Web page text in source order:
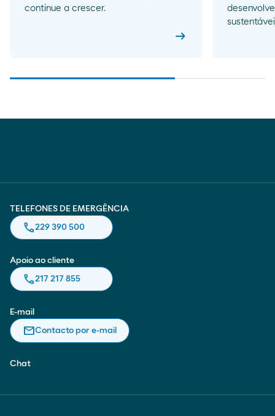
continue a crescer.
arrow_right_alt
TELEFONES DE EMERGÊNCIA
call229 390 500
Apoio ao cliente
call217 217 855
E-mail
emailContacto por e-mail
Chat